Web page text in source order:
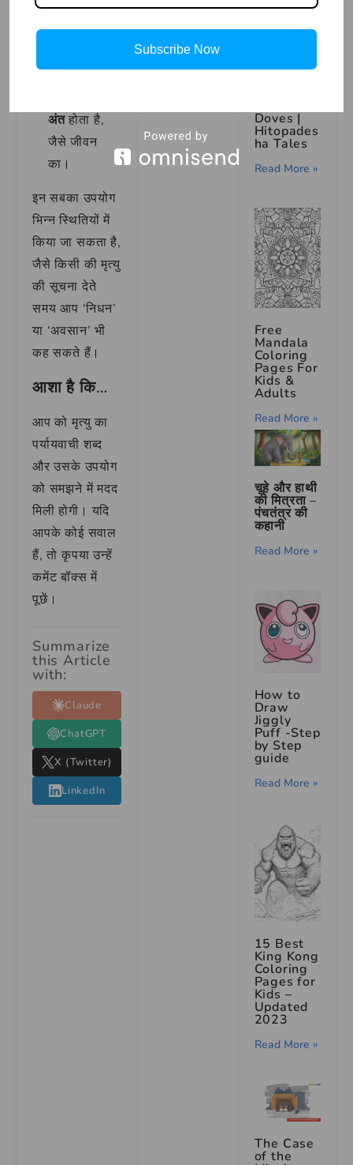
महत्व बताया
गया है।
अंतहोता है,
जैसे जीवन
का।
इन सबका उपयोग
भिन्न स्थितियों में
किया जा सकता है,
जैसे किसी की मृत्यु
की सूचना देते
समय आप ‘निधन’
या ‘अवसान’ भी
कह सकते हैं।
आशा है कि…
आप को मृत्यु का
पर्यायवाची शब्द
और उसके उपयोग
को समझने में मदद
मिली होगी। यदि
आपके कोई सवाल
हैं, तो कृपया उन्हें
कमेंट बॉक्स में
पूछें।
Summarize
this Article
with:
Claude
ChatGPT
X (Twitter)
LinkedIn
Doves |
Hitopades
ha Tales
Read More »
Free
Mandala
Coloring
Pages For
Kids &
Adults
Read More »
चूहे और हाथी
की मित्रता –
पंचतंत्र की
कहानी
Read More »
How to
Draw
Jiggly
Puff -Step
by Step
guide
Read More »
15 Best
King Kong
Coloring
Pages for
Kids –
Updated
2023
Read More »
The Case
of the
Subscribe Now